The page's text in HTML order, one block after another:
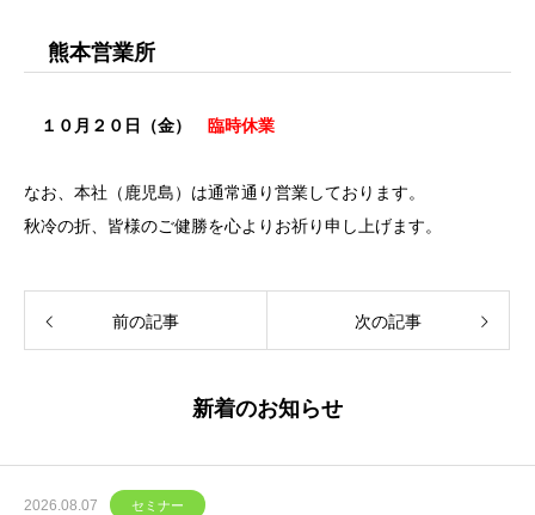
熊本営業所
１０月２０日（金） 臨時休業
なお、本社（鹿児島）は通常通り営業しております。
秋冷の折、皆様のご健勝を心よりお祈り申し上げます。
前の記事 次の記事
新着のお知らせ
2026.08.07 セミナー